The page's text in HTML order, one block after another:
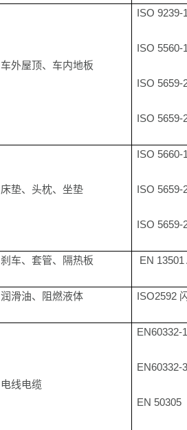
车外屋顶、车内地板
ISO 9239-
ISO 5560-
ISO 5659-
ISO 5659-
床垫、头枕、坐垫
ISO 5660-
ISO 5659-
ISO 5659-
刹车、套管、隔热板 EN 13501
润滑油、阻燃液体 ISO2592
电线电缆
EN60332-
EN60332-
EN 50305